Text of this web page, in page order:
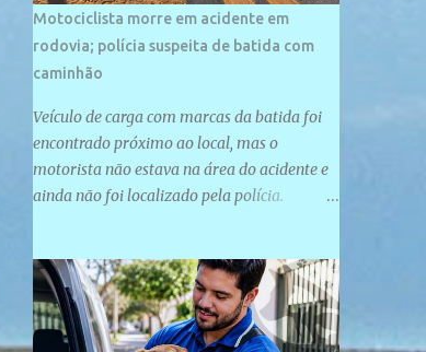
1996. Com arquitetura moderna,...
Motociclista morre em acidente em
rodovia; polícia suspeita de batida com
caminhão
Veículo de carga com marcas da batida foi
encontrado próximo ao local, mas o
motorista não estava na área do acidente e
ainda não foi localizado pela polícia.
Divulgação/PMPI João Pedro de Sousa
Santos morreu na manhã desta sexta-feira
(31) em um acidente na PI-247, na zona